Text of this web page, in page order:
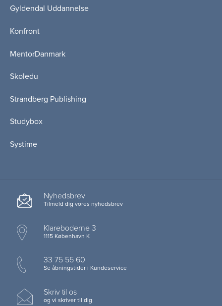
Gyldendal Uddannelse
Konfront
MentorDanmark
Skoledu
Strandberg Publishing
Studybox
Systime
Nyhedsbrev
Tilmeld dig vores nyhedsbrev
Klareboderne 3
1115 København K
33 75 55 60
Se åbningstider i Kundeservice
Skriv til os
og vi skriver til dig